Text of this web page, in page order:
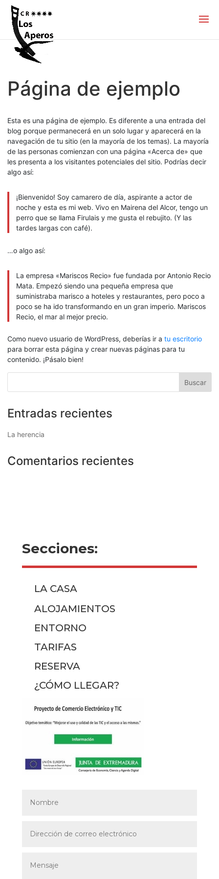
G-NX49KC3YRR
Página de ejemplo
Esta es una página de ejemplo. Es diferente a una entrada del
blog porque permanecerá en un solo lugar y aparecerá en la
navegación de tu sitio (en la mayoría de los temas). La mayoría
de las personas comienzan con una página «Acerca de» que
les presenta a los visitantes potenciales del sitio. Podrías decir
algo así:
¡Bienvenido! Soy camarero de día, aspirante a actor de
noche y esta es mi web. Vivo en Mairena del Alcor, tengo un
perro que se llama Firulais y me gusta el rebujito. (Y las
tardes largas con café).
…o algo así:
La empresa «Mariscos Recio» fue fundada por Antonio Recio
Mata. Empezó siendo una pequeña empresa que
suministraba marisco a hoteles y restaurantes, pero poco a
poco se ha ido transformando en un gran imperio. Mariscos
Recio, el mar al mejor precio.
Como nuevo usuario de WordPress, deberías ir a tu escritorio
para borrar esta página y crear nuevas páginas para tu
contenido. ¡Pásalo bien!
Entradas recientes
La herencia
Comentarios recientes
Secciones:
LA CASA
ALOJAMIENTOS
ENTORNO
TARIFAS
RESERVA
¿CÓMO LLEGAR?